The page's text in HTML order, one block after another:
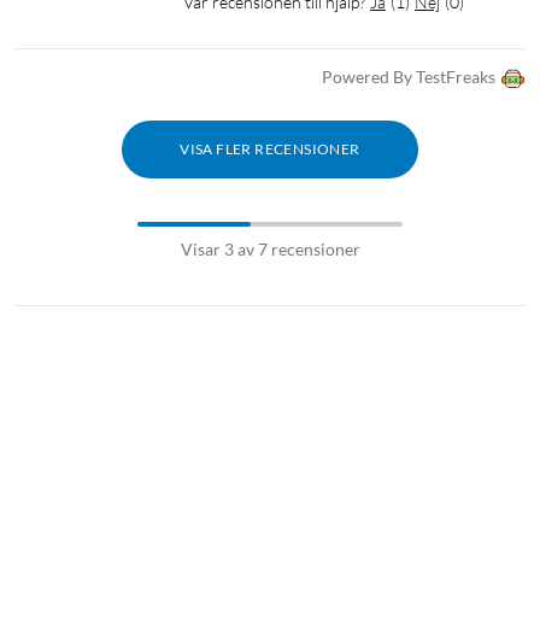
True Wireless: Ja
IP-klass: IP54
JBL Sense Lite-hörlurar
Powered By TestFreaks
VISA FLER RECENSIONER
Visar 3 av 7 recensioner